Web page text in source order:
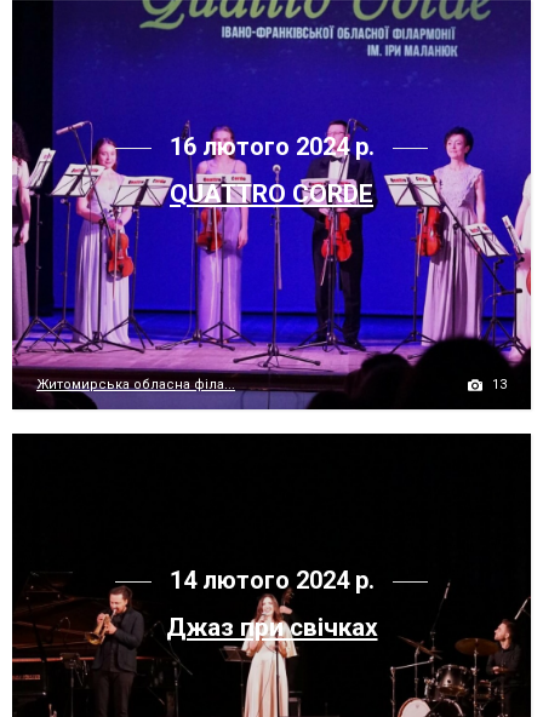
16 лютого 2024 р.
QUATTRO CORDE
Житомирська обласна філа... 13
14 лютого 2024 р.
Джаз при свічках